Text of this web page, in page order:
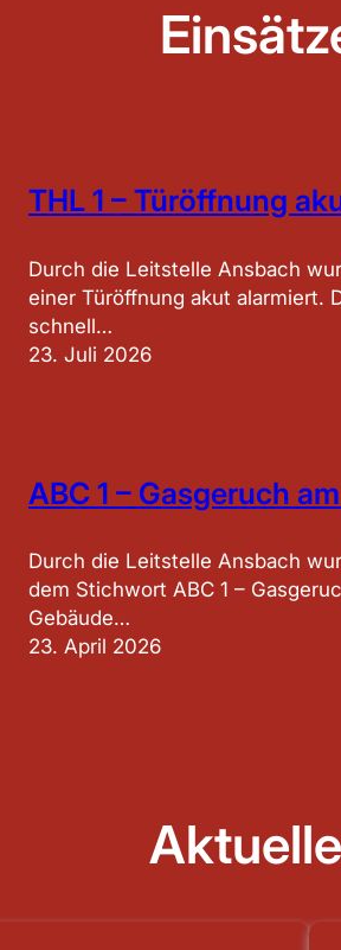
THL 1 – Türöffnung
Durch die Leitstelle Ansbach
einer Türöffnung akut alarmiert.
schnell…
23. Juli 2026
ABC 1 – Gasgeruch
Durch die Leitstelle Ansbach
dem Stichwort ABC 1 –
Gebäude…
23. April 2026